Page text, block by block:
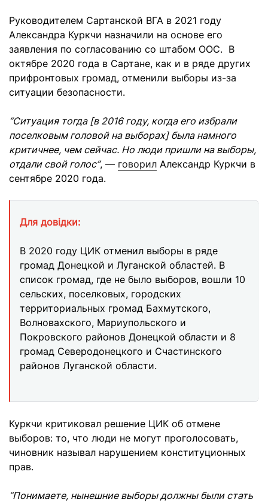
Руководителем Сартанской ВГА в 2021 году
Александра Куркчи назначили на основе его
заявления по согласованию со штабом ООС. В
октябре 2020 года в Сартане, как и в ряде других
прифронтовых громад, отменили выборы из-за
ситуации безопасности.
“Ситуация тогда [в 2016 году, когда его избрали
поселковым головой на выборах] была намного
критичнее, чем сейчас. Но люди пришли на выборы,
отдали свой голос”, — говорил Александр Куркчи в
сентябре 2020 года.
Для довідки:
В 2020 году ЦИК отменил выборы в ряде
громад Донецкой и Луганской областей. В
список громад, где не было выборов, вошли 10
сельских, поселковых, городских
территориальных громад Бахмутского,
Волновахского, Мариупольского и
Покровского районов Донецкой области и 8
громад Северодонецкого и Счастинского
районов Луганской области.
Куркчи критиковал решение ЦИК об отмене
выборов: то, что люди не могут проголосовать,
чиновник называл нарушением конституционных
прав.
“Понимаете, нынешние выборы должны были стать